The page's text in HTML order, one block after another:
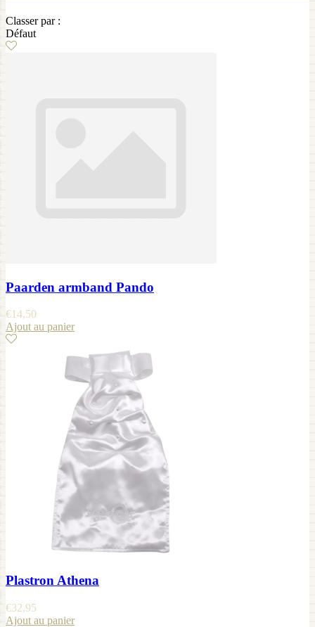
Classer par :
Défaut
Paarden armband Pando
€14,50
Ajout au panier
Plastron Athena
€32,95
Ajout au panier